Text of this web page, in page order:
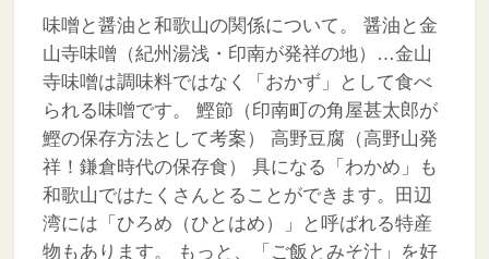
味噌と醤油と和歌山の関係について。
醤油と金
山寺味噌（紀州湯浅・印南が発祥の地）…金山
寺味噌は調味料ではなく「おかず」として食べ
られる味噌です。
鰹節（印南町の角屋甚太郎が
鰹の保存方法として考案）
高野豆腐（高野山発
祥！鎌倉時代の保存食）
具になる「わかめ」も
和歌山ではたくさんとることができます。田辺
湾には「ひろめ（ひとはめ）」と呼ばれる特産
物もあります。
もっと、「ご飯とみそ汁」を好